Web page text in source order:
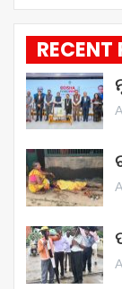
RECENT